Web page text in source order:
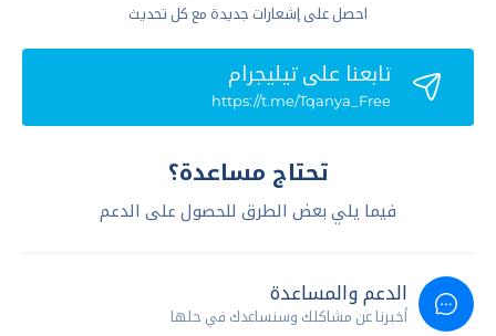
احصل على إشعارات جديدة مع كل تحديث
تابعنا علي تيليجرام
https://t.me/Tqanya_Free
تحتاج مساعدة؟
فيما يلي بعض الطرق للحصول على الدعم
الدعم والمساعدة
أخبرنا عن مشاكلك وسنساعدك في حلها